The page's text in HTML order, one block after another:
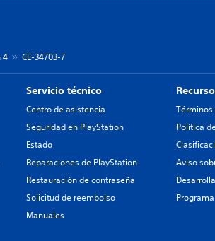
4 CE-34703-7
Servicio técnico
Centro de asistencia
Seguridad en PlayStation
Estado
Reparaciones de PlayStation
Restauración de contraseña
Solicitud de reembolso
Manuales
Términos
Política
Aviso